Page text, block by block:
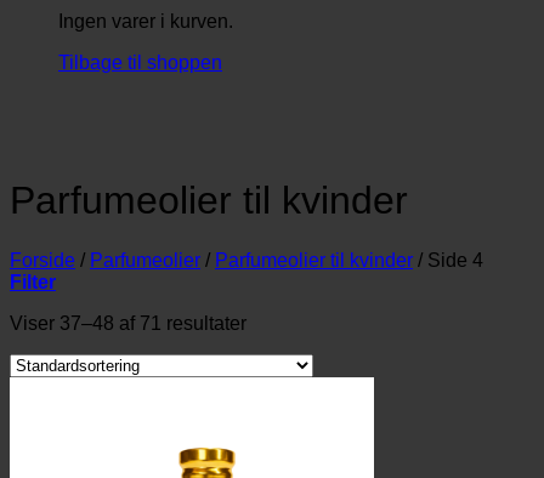
Ingen varer i kurven.
Tilbage til shoppen
Parfumeolier til kvinder
Forside / Parfumeolier / Parfumeolier til kvinder / Side 4
Filter
Viser 37–48 af 71 resultater